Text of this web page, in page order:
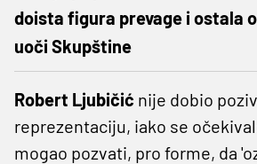
doista figura prevage i ostala
uoči Skupštine
Robert Ljubičić nije dobio
reprezentaciju, iako se
mogao pozvati, pro forme, da